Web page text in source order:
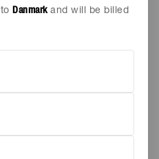
toDanmarkand will be billed